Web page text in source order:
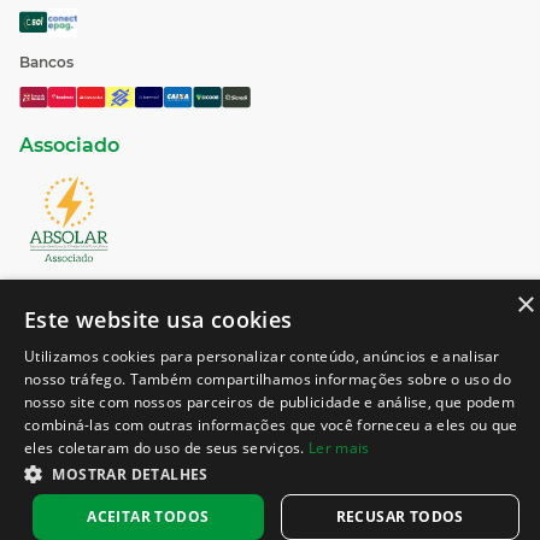
Bancos
Associado
Amara Nzero © 2023 | Todos os direitos reservados.
×
Este website usa cookies
Utilizamos cookies para personalizar conteúdo, anúncios e analisar
nosso tráfego. Também compartilhamos informações sobre o uso do
nosso site com nossos parceiros de publicidade e análise, que podem
combiná-las com outras informações que você forneceu a eles ou que
eles coletaram do uso de seus serviços. Ler mais
MOSTRAR DETALHES
ACEITAR TODOS RECUSAR TODOS